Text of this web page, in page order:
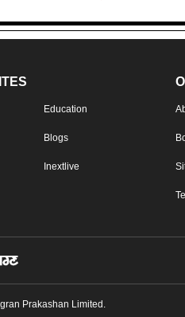
Education
Blogs
Inextlive
Prakashan Limited.